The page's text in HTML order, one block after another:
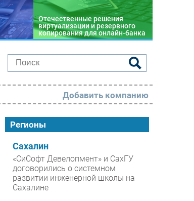
Отечественные решения
виртуализации и резервного
копирования для онлайн-банка
РАЗДЕЛЫ
Новости
Аналитика
Интервью
Добавить компанию
Регионы
Сахалин
«СиСофт Девелопмент» и СахГУ
договорились о системном
развитии инженерной школы на
Сахалине